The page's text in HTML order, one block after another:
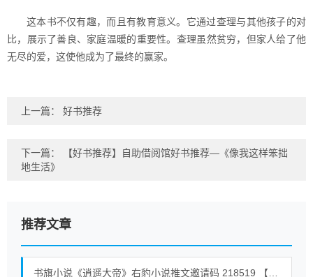
这本书不仅有趣，而且有教育意义。它通过查理与其他孩子的对
比，展示了善良、家庭温暖的重要性。查理虽然贫穷，但家人给了他
无尽的爱，这使他成为了最终的赢家。
上一篇： 好书推荐
下一篇：
【好书推荐】自助借阅馆好书推荐—《像我这样笨拙
地生活》
推荐文章